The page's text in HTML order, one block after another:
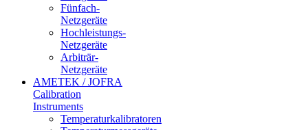
Fünfach-
Netzgeräte
Hochleistungs-
Netzgeräte
Arbiträr-
Netzgeräte
AMETEK / JOFRA
Calibration
Instruments
Temperaturkalibratoren